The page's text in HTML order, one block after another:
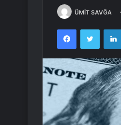
ÜMİT SAVĞA
FacebookTwitter